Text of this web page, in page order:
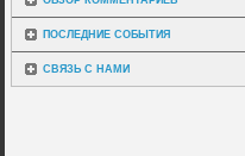
ПОСЛЕДНИЕ СОБЫТИЯ
СВЯЗЬ С НАМИ